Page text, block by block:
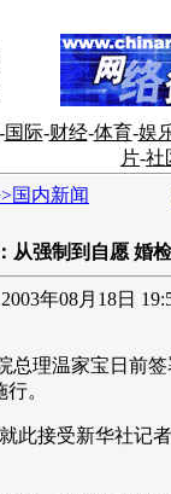
-国际-财经-体育-娱
片-社
国内新闻
从强制到自愿 婚
2003年08月18日
理温家宝日前签
。
接受新华社记者